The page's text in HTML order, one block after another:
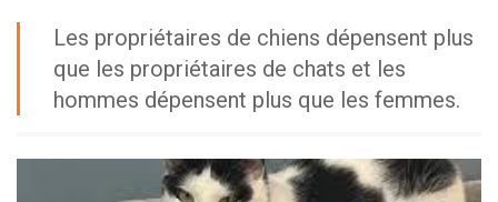
Les propriétaires de chiens dépensent plus
que les propriétaires de chats et les
hommes dépensent plus que les femmes.